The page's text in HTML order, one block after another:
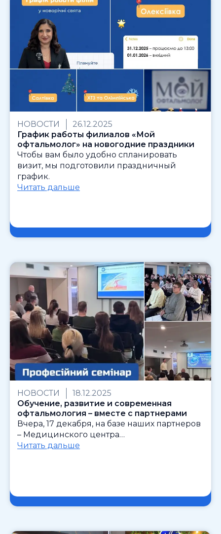
НОВОСТИ
26.12.2025
График работы филиалов «Мой
офтальмолог» на новогодние праздники
Чтобы вам было удобно спланировать
визит, мы подготовили праздничный
график.
Читать дальше
НОВОСТИ
18.12.2025
Обучение, развитие и современная
офтальмология – вместе с партнерами
Вчера, 17 декабря, на базе наших партнеров
– Медицинского центра…
Читать дальше